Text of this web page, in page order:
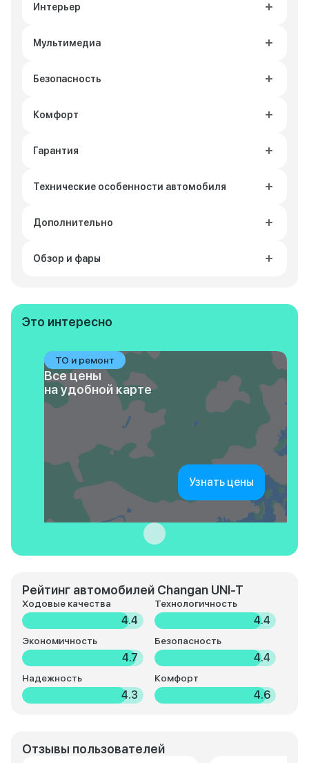
Интерьер
Мультимедиа
Безопасность
Комфорт
Гарантия
Технические особенности автомобиля
Дополнительно
Обзор и фары
Это интересно
ТО и ремонт
Все цены
на удобной карте
Узнать цены
Рейтинг автомобилей Changan UNI-T
Ходовые качества
4.4
Технологичность
4.4
Экономичность
4.7
Безопасность
4.4
Надежность
4.3
Комфорт
4.6
Отзывы пользователей